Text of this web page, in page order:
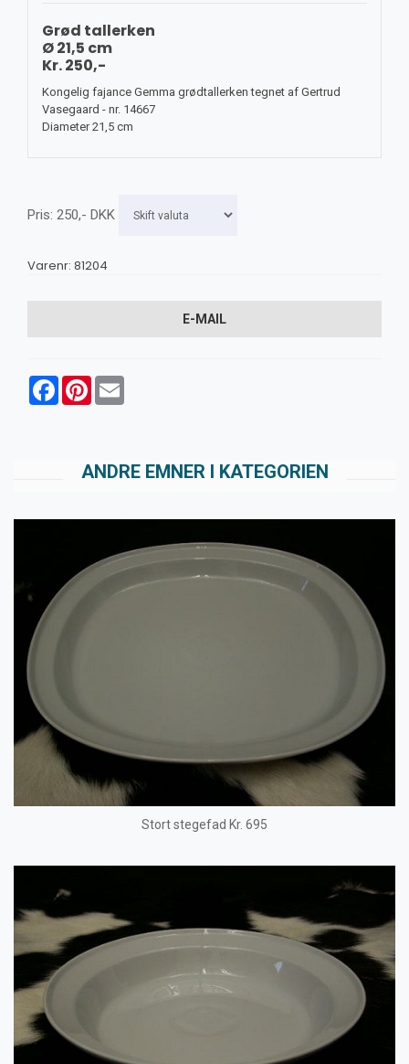
Grød tallerken
Ø 21,5 cm
Kr. 250,-
Kongelig fajance Gemma grødtallerken tegnet af Gertrud
Vasegaard - nr. 14667
Diameter 21,5 cm
Pris: 250,- DKK
Varenr: 81204
E-MAIL
FacebookPinterest
ANDRE EMNER I KATEGORIEN
Stort stegefad Kr. 695